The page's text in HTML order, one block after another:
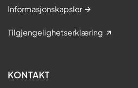
Informasjonskapsler
Tilgjengelighetserklæring
KONTAKT